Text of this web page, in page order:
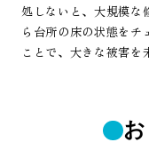
処しないと、大規模な
ら台所の床の状態をチ
ことで、大きな被害を